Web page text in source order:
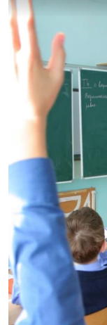
No